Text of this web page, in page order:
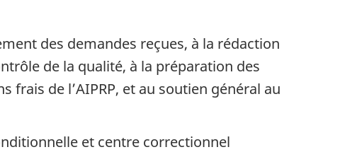
des demandes reçues, à la rédaction
de la qualité, à la préparation des
de l’AIPRP, et au soutien général au
et centre correctionnel